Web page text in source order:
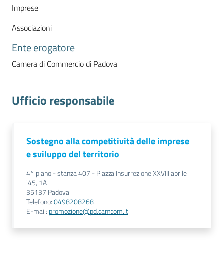
Sala
Stampa
su
Imprese
Associazioni
Ente erogatore
Camera di Commercio di Padova
Ufficio responsabile
Sostegno alla competitività delle imprese
e sviluppo del territorio
4° piano - stanza 407 - Piazza Insurrezione XXVIII aprile
'45, 1A
35137 Padova
Telefono:0498208268
E-mail: promozione@pd.camcom.it